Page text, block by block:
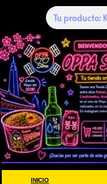
INICIO